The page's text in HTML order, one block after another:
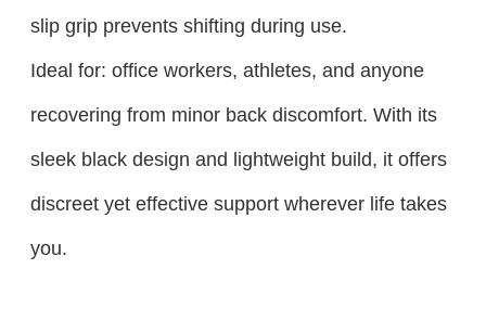
slip grip prevents shifting during use.
Ideal for: office workers, athletes, and anyone
recovering from minor back discomfort. With its
sleek black design and lightweight build, it offers
discreet yet effective support wherever life takes
you.